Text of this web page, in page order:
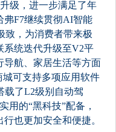
级，进一步满足了年
弗F7继续贯彻AI智能
致，为消费者带来极
系统迭代升级至V2平
导航、家居生活等方面
可支持多项应用软件
载了L2级别自动驾
用的“黑科技”配备，
也更加安全和便捷。